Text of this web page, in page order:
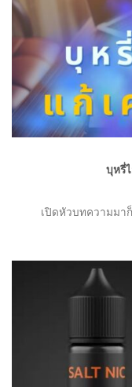
บุหรี่
เปิดหัวบทความมา